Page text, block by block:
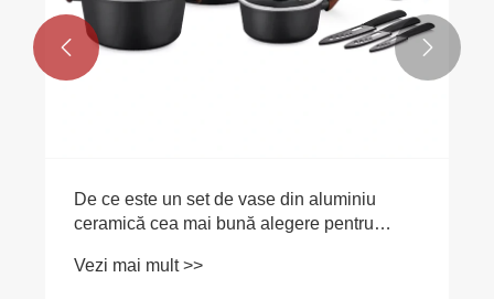
De ce este un set de vase din aluminiu
ceramică cea mai bună alegere pentru
Vezi mai mult >>
 